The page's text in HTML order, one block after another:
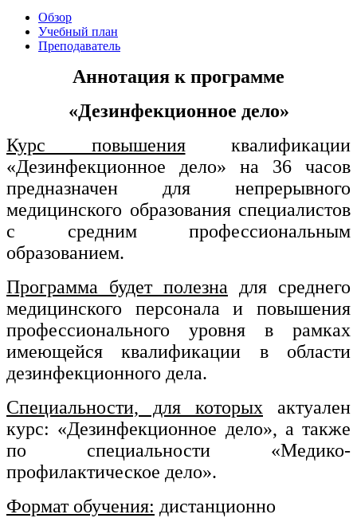
Техника-технологии
Прикладная геология, горное дело,
Техника и технологии наземного
транспорта
Техника и технологии строительства
Ядерная энергетика и технологии
Физкультура и спорт
Сервис и туризм
Изобразительное и прикладные виды
Средства массовой информации и
информативно-библиотечное дело
Обзор
Учебный план
Преподаватель
Аннотация к программе
«Дезинфекционное дело»
Курс повышенияквалификации
«Дезинфекционное дело» на 36 часов
предназначен для непрерывного
медицинского образования специалистов
с средним профессиональным
образованием.
Программа будет полезна для среднего
медицинского персонала и повышения
профессионального уровня в рамках
имеющейся квалификации в области
дезинфекционного дела.
Специальности, для которых актуален
курс: «Дезинфекционное дело», а также
по специальности «Медико-
профилактическое дело».
Формат обучения: дистанционно